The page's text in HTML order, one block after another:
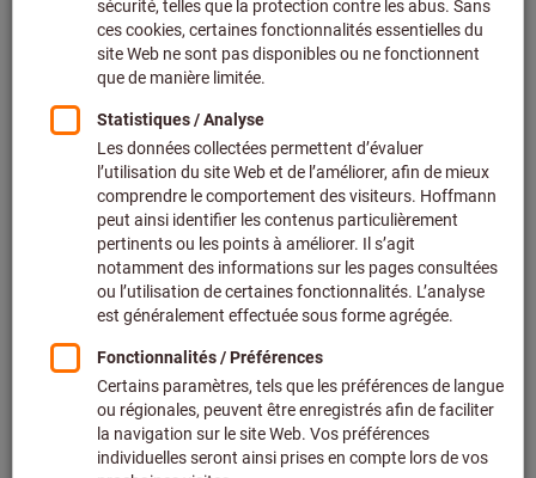
Formez-vous et formez vos collègues dans nos
séminaires de formation continue et spécialisés, avec
une certification à la clé.
En savoir plus
Guide en ligne